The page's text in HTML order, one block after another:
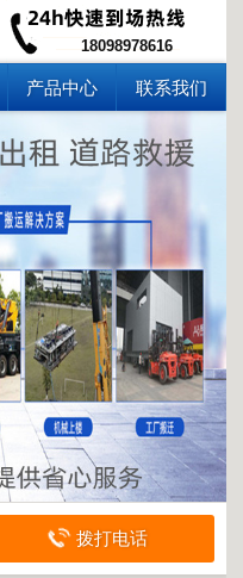
18098978616
产品中心 联系我们
拨打电话